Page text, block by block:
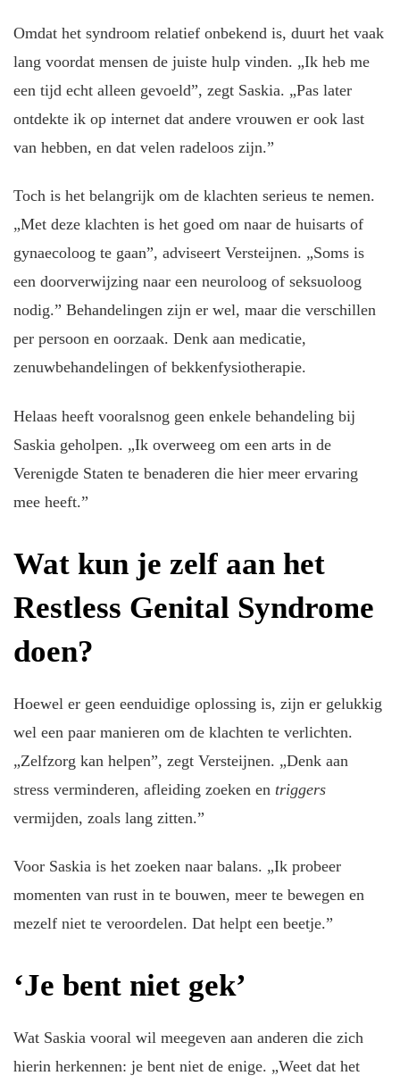
Omdat het syndroom relatief onbekend is, duurt het vaak
lang voordat mensen de juiste hulp vinden. „Ik heb me
een tijd echt alleen gevoeld”, zegt Saskia. „Pas later
ontdekte ik op internet dat andere vrouwen er ook last
van hebben, en dat velen radeloos zijn.”
Toch is het belangrijk om de klachten serieus te nemen.
„Met deze klachten is het goed om naar de huisarts of
gynaecoloog te gaan”, adviseert Versteijnen. „Soms is
een doorverwijzing naar een neuroloog of seksuoloog
nodig.” Behandelingen zijn er wel, maar die verschillen
per persoon en oorzaak. Denk aan medicatie,
zenuwbehandelingen of bekkenfysiotherapie.
Helaas heeft vooralsnog geen enkele behandeling bij
Saskia geholpen. „Ik overweeg om een arts in de
Verenigde Staten te benaderen die hier meer ervaring
mee heeft.”
Wat kun je zelf aan het
Restless Genital Syndrome
doen?
Hoewel er geen eenduidige oplossing is, zijn er gelukkig
wel een paar manieren om de klachten te verlichten.
„Zelfzorg kan helpen”, zegt Versteijnen. „Denk aan
stress verminderen, afleiding zoeken en triggers
vermijden, zoals lang zitten.”
Voor Saskia is het zoeken naar balans. „Ik probeer
momenten van rust in te bouwen, meer te bewegen en
mezelf niet te veroordelen. Dat helpt een beetje.”
‘Je bent niet gek’
Wat Saskia vooral wil meegeven aan anderen die zich
hierin herkennen: je bent niet de enige. „Weet dat het